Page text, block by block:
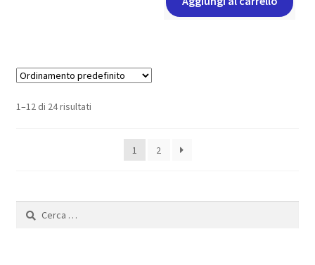
1–12 di 24 risultati
1 2
Ricerca